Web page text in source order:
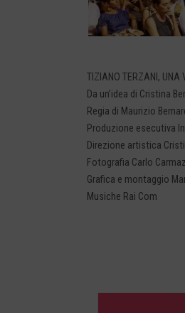
TIZIANO TERZANI, UNA
Da un’idea di Cristina
Regia di Maurizio
Produzione esecutiva
Direzione artistica
Fotografia Carlo
Grafica e montaggio
Musiche Rai Com